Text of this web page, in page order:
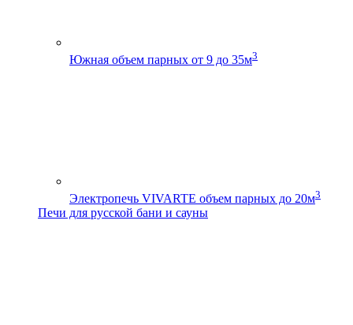
Южная объем парных от 9 до 35м3
Электропечь VIVARTE объем парных до 20м3
Печи для русской бани и сауны